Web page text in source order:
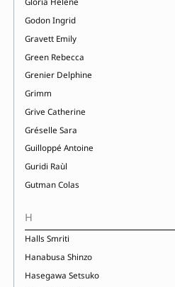
Godon Ingrid
Gravett Emily
Green Rebecca
Grenier Delphine
Grimm
Grive Catherine
Gréselle Sara
Guilloppé Antoine
Guridi Raùl
Gutman Colas
H
Halls Smriti
Hanabusa Shinzo
Hasegawa Setsuko